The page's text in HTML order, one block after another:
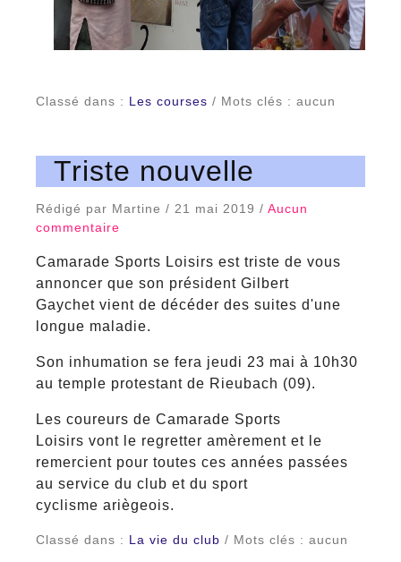
Classé dans : Les courses / Mots clés : aucun
Triste nouvelle
Rédigé par Martine / 21 mai 2019 / Aucun
commentaire
Camarade Sports Loisirs est triste de vous
annoncer que son président Gilbert
Gaychet vient de décéder des suites d'une
longue maladie.
Son inhumation se fera jeudi 23 mai à 10h30
au temple protestant de Rieubach (09).
Les coureurs de Camarade Sports
Loisirs vont le regretter amèrement et le
remercient pour toutes ces années passées
au service du club et du sport
cyclisme ariègeois.
Classé dans : La vie du club / Mots clés : aucun